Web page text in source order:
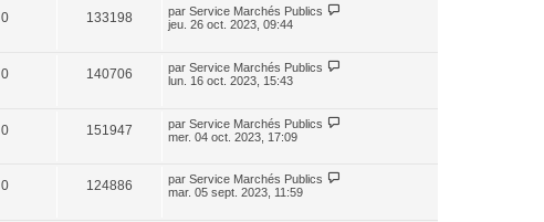
0 133198 par Service Marchés Publics
jeu. 26 oct. 2023, 09:44
0 140706 par Service Marchés Publics
lun. 16 oct. 2023, 15:43
0 151947 par Service Marchés Publics
mer. 04 oct. 2023, 17:09
0 124886 par Service Marchés Publics
mar. 05 sept. 2023, 11:59